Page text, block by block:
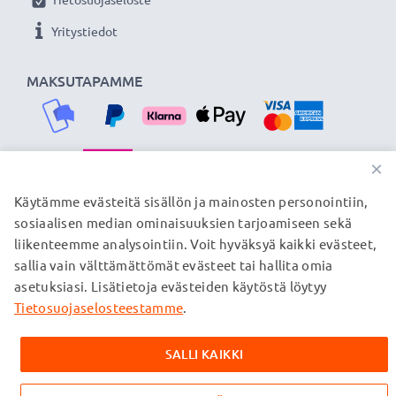
siksi tarjoamme 36 kuukauden takuun!
MAKSUTAPAMME
Yritystiedot
TOIMITUSKUMPPANIMME
© subtel.fi 2026
Kaikki hinnat sisältävät arvonlisäveron, mutta ei
toimituskuluja. Kaikki sivuillamme mainitut tavaramerkit ovat
verkkosivuillamme ainoastaan tuotteitamme koskevan
×
Käytämme evästeitä sisällön ja mainosten personointiin,
sosiaalisen median ominaisuuksien tarjoamiseen sekä
liikenteemme analysointiin. Voit hyväksyä kaikki evästeet,
sallia vain välttämättömät evästeet tai hallita omia
asetuksiasi. Lisätietoja evästeiden käytöstä löytyy
Tietosuojaselosteestamme.
SALLI KAIKKI